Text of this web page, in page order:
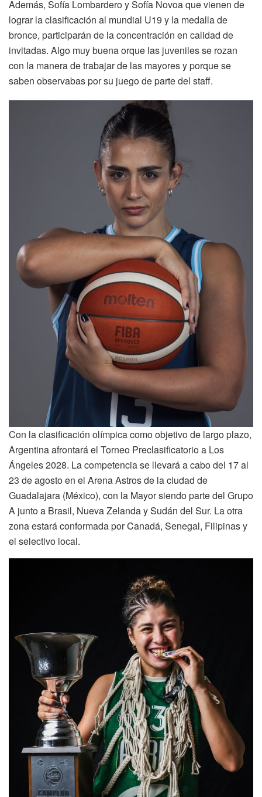
Además, Sofía Lombardero y Sofía Novoa que vienen de
lograr la clasificación al mundial U19 y la medalla de
bronce, participarán de la concentración en calidad de
invitadas. Algo muy buena orque las juveniles se rozan
con la manera de trabajar de las mayores y porque se
saben observabas por su juego de parte del staff.
Con la clasificación olímpica como objetivo de largo plazo,
Argentina afrontará el Torneo Preclasificatorio a Los
Ángeles 2028. La competencia se llevará a cabo del 17 al
23 de agosto en el Arena Astros de la ciudad de
Guadalajara (México), con la Mayor siendo parte del Grupo
A junto a Brasil, Nueva Zelanda y Sudán del Sur. La otra
zona estará conformada por Canadá, Senegal, Filipinas y
el selectivo local.